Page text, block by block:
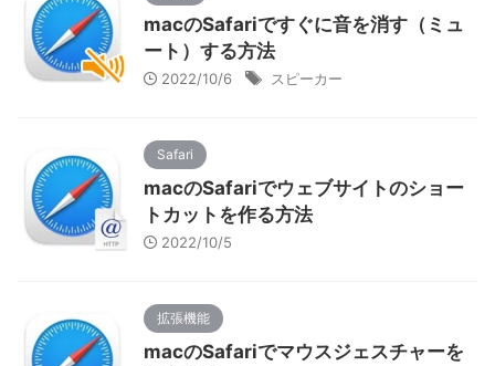
macのSafariですぐに音を消す（ミュ
ート）する方法
2022/10/6 スピーカー
Safari
macのSafariでウェブサイトのショー
トカットを作る方法
2022/10/5
拡張機能
macのSafariでマウスジェスチャーを